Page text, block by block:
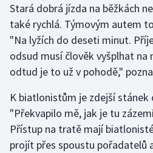
Házená
Jezdectví
Judo
Krasobruslení
Lezení
Stará dobrá jízda na běžkách
také rychlá. Týmovým autem
"Na lyžích do deseti minut.
odsud musí člověk vyšplhat na
odtud je to už v pohodě,"
K biatlonistům je zdejší stánek
"Překvapilo mě, jak je tu
Přístup na tratě mají
projít přes spoustu pořadatelů